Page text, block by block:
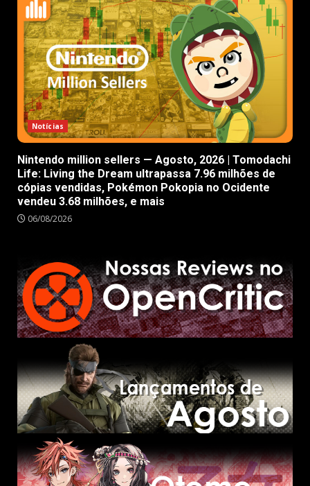
Notícias
Nintendo million sellers — Agosto, 2026 | Tomodachi
Life: Living the Dream ultrapassa 7.96 milhões de
cópias vendidas, Pokémon Pokopia no Ocidente
vendeu 3.68 milhões, e mais
06/08/2026